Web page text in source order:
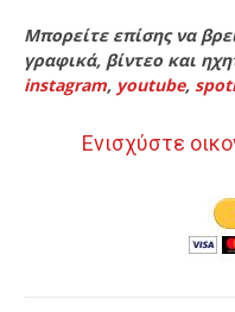
Μπορείτε επίσης να
γραφικά, βίντεο και
instagram, youtube,
Ενισχύστε